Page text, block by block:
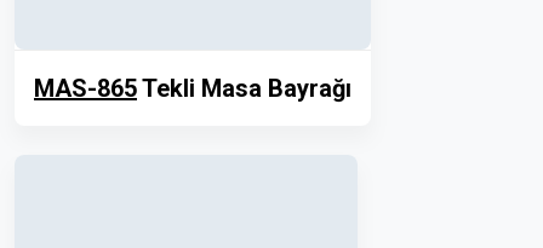
MAS-865Tekli Masa Bayrağı